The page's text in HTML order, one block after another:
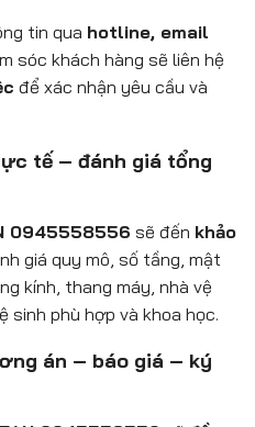
tin qua hotline, email
sóc khách hàng sẽ liên hệ
để xác nhận yêu cầu và
tế – đánh giá tổng
0945558556 sẽ đến khảo
giá quy mô, số tầng, mật
kính, thang máy, nhà vệ
sinh phù hợp và khoa học.
án – báo giá – ký